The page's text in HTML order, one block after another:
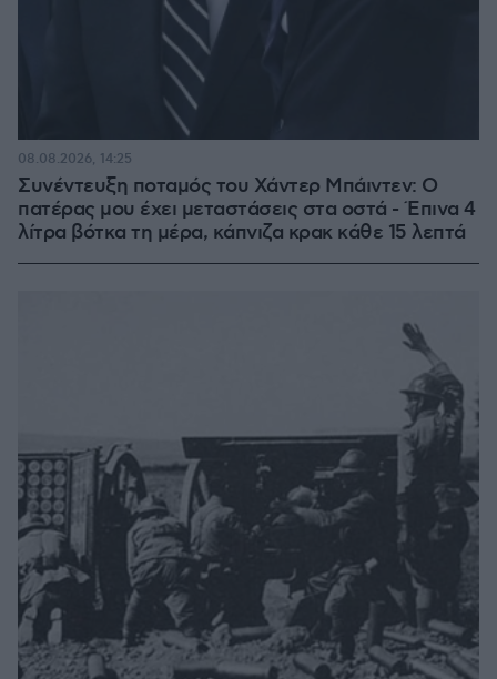
Συνέντευξη ποταμός του Χάντερ Μπάιντεν: Ο
πατέρας μου έχει μεταστάσεις στα οστά - Έπινα 4
λίτρα βότκα τη μέρα, κάπνιζα κρακ κάθε 15 λεπτά
08.08.2026, 14:25